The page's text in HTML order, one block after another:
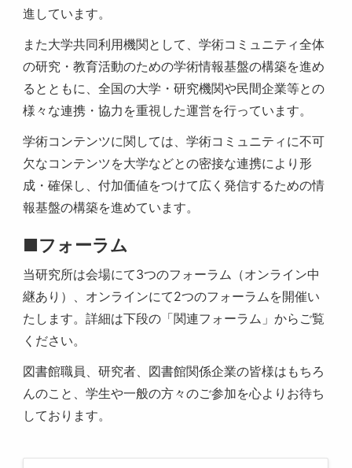
進しています。
また大学共同利用機関として、学術コミュニティ全体
の研究・教育活動のための学術情報基盤の構築を進め
るとともに、全国の大学・研究機関や民間企業等との
様々な連携・協力を重視した運営を行っています。
学術コンテンツに関しては、学術コミュニティに不可
欠なコンテンツを大学などとの密接な連携により形
成・確保し、付加価値をつけて広く発信するための情
報基盤の構築を進めています。
■フォーラム
当研究所は会場にて3つのフォーラム（オンライン中
継あり）、オンラインにて2つのフォーラムを開催い
たします。詳細は下段の「関連フォーラム」からご覧
ください。
図書館職員、研究者、図書館関係企業の皆様はもちろ
んのこと、学生や一般の方々のご参加を心よりお待ち
しております。